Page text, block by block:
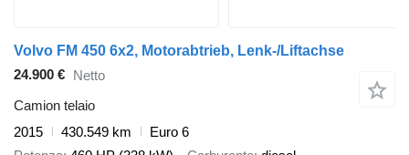
Volvo FM 450 6x2, Motorabtrieb, Lenk-/Liftachse
24.900 €
Netto
Camion telaio
2015
430.549 km
Euro 6